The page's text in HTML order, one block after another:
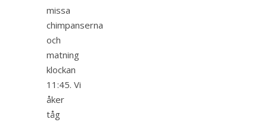
missa
chimpanserna
och
matning
klockan
11:45. Vi
åker
tåg